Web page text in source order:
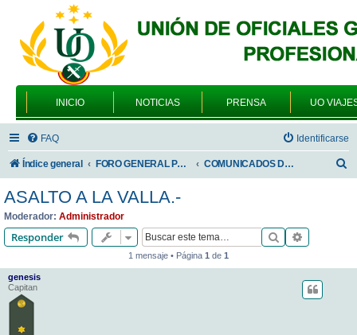
INICIO NOTICIAS PRENSA UO
FAQ Identificarse
Índice general FORO GENERAL PARA TODOS LOS USUARIOS COMUNICADOS DE LA UNIÓN DE OFICIALES
r
ASALTO A LA VALLA.-
Moderador: Administrador
Responder Buscar
1 mensaje • Página 1 de 1
genesis
Capitan